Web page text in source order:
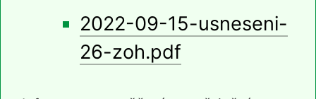
2022-09-15-usneseni-
26-zoh.pdf